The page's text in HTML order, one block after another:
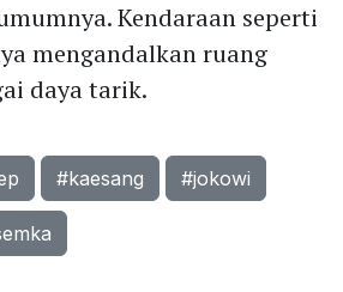
Kendaraan seperti
mengandalkan ruang
daya tarik.
#kaesang #jokowi